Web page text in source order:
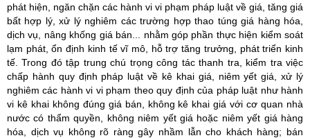
phát hiện, ngăn chặn các hành vi vi phạm pháp luật về giá, tăng giá
bất hợp lý, xử lý nghiêm các trường hợp thao túng giá hàng hóa,
dịch vụ, nâng khống giá bán... nhằm góp phần thực hiện kiểm soát
lạm phát, ổn định kinh tế vĩ mô, hỗ trợ tăng trưởng, phát triển kinh
tế. Trong đó tập trung chú trọng công tác thanh tra, kiểm tra việc
chấp hành quy định pháp luật về kê khai giá, niêm yết giá, xử lý
nghiêm các hành vi vi phạm theo quy định của pháp luật như hành
vi kê khai không đúng giá bán, không kê khai giá với cơ quan nhà
nước có thẩm quyền, không niêm yết giá hoặc niêm yết giá hàng
hóa, dịch vụ không rõ ràng gây nhầm lẫn cho khách hàng; bán